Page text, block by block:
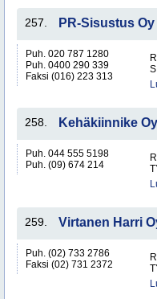
257. PR-Sisustus Oy
Puh. 020 787 1280
Puh. 0400 290 339
Faksi (016) 223 313
258. Kehäkiinnike Oy
Puh. 044 555 5198
Puh. (09) 674 214
259. Virtanen Harri
Puh. (02) 733 2786
Faksi (02) 731 2372